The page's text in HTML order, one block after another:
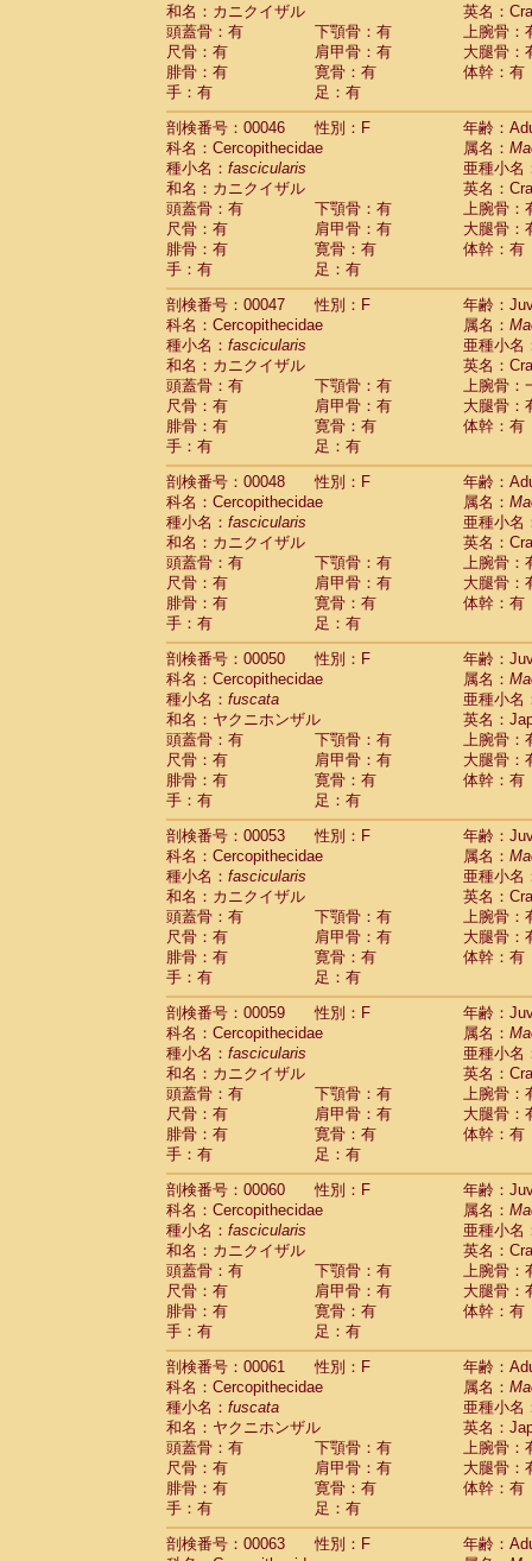
Cercopithecidae
Cercopithecus mitis
CercopithecidaeCercopithecus mitis
CercopithecidaeCercopithecus mitis
CercopithecidaeCercopithecus mona
CercopithecidaeCercopithecus
CercopithecidaeCercopithecus
CercopithecidaeCercopithecus
Cercopithecidae
Cercopithecusspp.(0)
Cercopithecidae
Chlorocebus
CercopithecidaeChlorocebus
CercopithecidaeErythrocebus patas
CercopithecidaeMiopithecus talapoin
CercopithecidaeCercopithecinae spp.
CercopithecidaeColobus angolensis
CercopithecidaeColobus guereza (0)
Cercopithecidae Colobus polykomos
Cercopithecidae Piliocolobus badius
Cercopithecidae Kasi senex vetulus(1)
CercopithecidaeKasi senex
CercopithecidaeNasalis larvatus(0)
CercopithecidaePresbytes
CercopithecidaePygathrix nemaeus
CercopithecidaeSemnopithecus
Cercopithecidae
Trachypithecus
Cercopithecidae
Trachypithecus
Cercopithecidae
Trachypithecus
CercopithecidaeTrachypithecus
CercopithecidaeColobinae spp.(0)
CercopithecidaePresbytesinaespp.(0)
CercopithecidaeCercopithecidae
HylobatidaeHoolock hoolock(1)
HylobatidaeHylobates agilis
HylobatidaeHylobates klossii (0)
Hylobatidae
HylobatidaeHylobates moloch(2)
Hylobatidae Hylobates muelleri(0)
HylobatidaeHylobates pileatus(3)
Hylobatidae Hylobates
HylobatidaeHylobateshybrid(1)
HylobatidaeNomascus concolor(0)
HylobatidaeSymphalangus
Hominidae
(0)
Hominidae
Hominidae Gorilla gorilla beringei(0)
Hominidae Gorilla gorilla gorilla(0)
Primates misc.(0)
Scandentia Dendrogale melanura
Scandentia Ptilocercus lowii
ScandentiaTupaia glis
Scandentia
Scandentia
和名：カニクイザル
英名：
頭蓋骨：有
下顎骨：有
上腕骨：
尺骨：有
肩甲骨：有
大腿骨：
腓骨：有
寛骨：有
体幹：有
手：有
足：有
剖検番号：00046
性別：F
年齢：
科名：Cercopithecidae
属名：
種小名： fascicularis
亜種小名
和名：カニクイザル
英名：
頭蓋骨：有
下顎骨：有
上腕骨：
尺骨：有
肩甲骨：有
大腿骨：
腓骨：有
寛骨：有
体幹：有
手：有
足：有
剖検番号：00047
性別：F
年齢：
科名：Cercopithecidae
属名：
種小名： fascicularis
亜種小名
和名：カニクイザル
英名：
頭蓋骨：有
下顎骨：有
上腕骨：
尺骨：有
肩甲骨：有
大腿骨：
腓骨：有
寛骨：有
体幹：有
手：有
足：有
剖検番号：00048
性別：F
年齢：
科名：Cercopithecidae
属名：
種小名： fascicularis
亜種小名
和名：カニクイザル
英名：
頭蓋骨：有
下顎骨：有
上腕骨：
尺骨：有
肩甲骨：有
大腿骨：
腓骨：有
寛骨：有
体幹：有
手：有
足：有
剖検番号：00050
性別：F
年齢：
科名：Cercopithecidae
属名：
種小名： fuscata
亜種小名
和名：ヤクニホンザル
英名：
頭蓋骨：有
下顎骨：有
上腕骨：
尺骨：有
肩甲骨：有
大腿骨：
腓骨：有
寛骨：有
体幹：有
手：有
足：有
剖検番号：00053
性別：F
年齢：
科名：Cercopithecidae
属名：
種小名： fascicularis
亜種小名
和名：カニクイザル
英名：
頭蓋骨：有
下顎骨：有
上腕骨：
尺骨：有
肩甲骨：有
大腿骨：
腓骨：有
寛骨：有
体幹：有
手：有
足：有
剖検番号：00059
性別：F
年齢：
科名：Cercopithecidae
属名：
種小名： fascicularis
亜種小名
和名：カニクイザル
英名：
頭蓋骨：有
下顎骨：有
上腕骨：
尺骨：有
肩甲骨：有
大腿骨：
腓骨：有
寛骨：有
体幹：有
手：有
足：有
剖検番号：00060
性別：F
年齢：
科名：Cercopithecidae
属名：
種小名： fascicularis
亜種小名
和名：カニクイザル
英名：
頭蓋骨：有
下顎骨：有
上腕骨：
尺骨：有
肩甲骨：有
大腿骨：
腓骨：有
寛骨：有
体幹：有
手：有
足：有
剖検番号：00061
性別：F
年齢：
科名：Cercopithecidae
属名：
種小名： fuscata
亜種小名
和名：ヤクニホンザル
英名：
頭蓋骨：有
下顎骨：有
上腕骨：
尺骨：有
肩甲骨：有
大腿骨：
腓骨：有
寛骨：有
体幹：有
手：有
足：有
剖検番号：00063
性別：F
年齢：